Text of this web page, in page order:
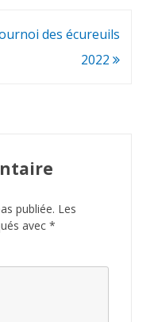
des écureuils
2022
publiée. Les
avec *